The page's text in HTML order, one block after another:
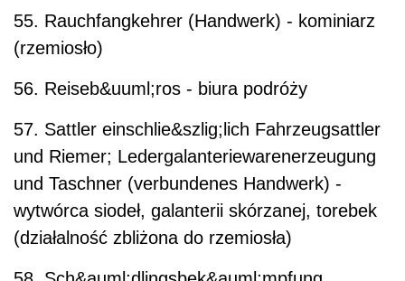
55. Rauchfangkehrer (Handwerk) - kominiarz
(rzemiosło)
56. Reiseb&uuml;ros - biura podróży
57. Sattler einschlie&szlig;lich Fahrzeugsattler
und Riemer; Ledergalanteriewarenerzeugung
und Taschner (verbundenes Handwerk) -
wytwórca siodeł, galanterii skórzanej, torebek
(działalność zbliżona do rzemiosła)